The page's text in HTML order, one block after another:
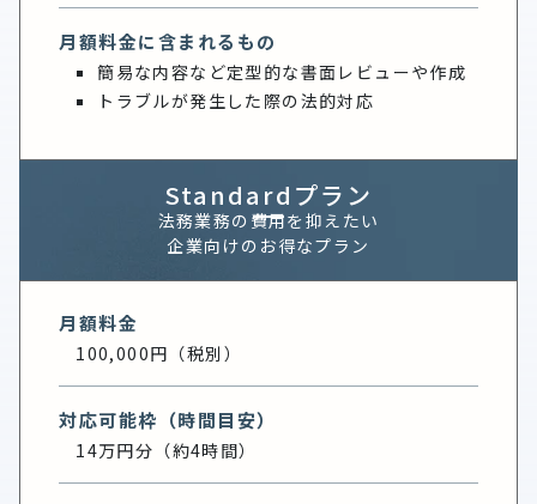
月額料金に含まれるもの
簡易な内容など定型的な書面レビューや作成
トラブルが発生した際の法的対応
Standardプラン
法務業務の費用を抑えたい
企業向けのお得なプラン
月額料金
100,000円（税別）
対応可能枠（時間目安）
14万円分（約4時間）